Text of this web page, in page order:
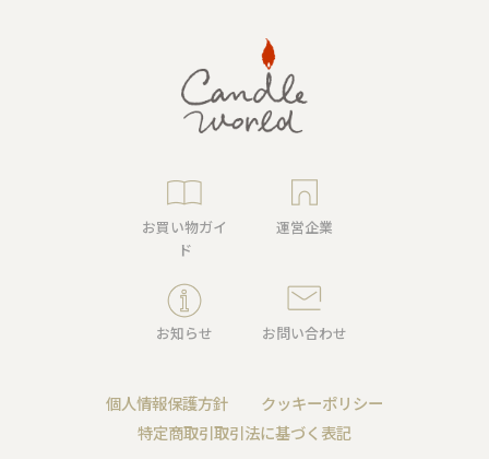
お買い物ガイ
ド
運営企業
お知らせ お問い合わせ
個人情報保護方針
クッキーポリシー
特定商取引取引法に基づく表記